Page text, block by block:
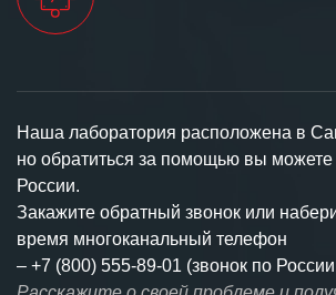
Наша лаборатория расположена в
но обратиться за помощью вы можете
России.
Закажите обратный звонок или
время многоканальный телефон
– +7 (800) 555-89-01 (звонок по